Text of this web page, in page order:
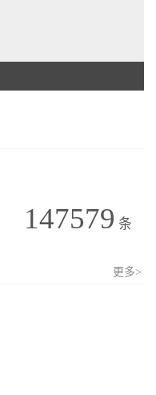
147579 条
更多>